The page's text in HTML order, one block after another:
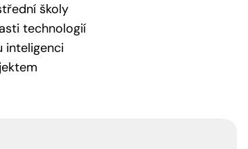
školy
technologií
inteligenci